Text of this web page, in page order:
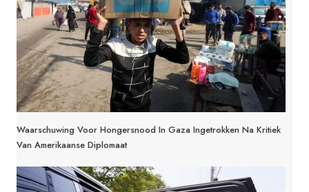
Waarschuwing Voor Hongersnood In Gaza Ingetrokken Na Kritiek
Van Amerikaanse Diplomaat